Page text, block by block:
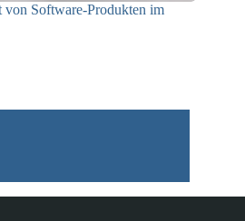
Software-Produkten im